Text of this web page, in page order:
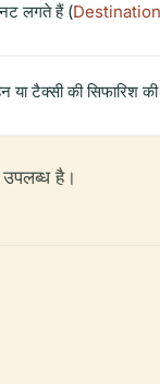
लगते हैं (
टैक्सी की सिफारिश की
है।